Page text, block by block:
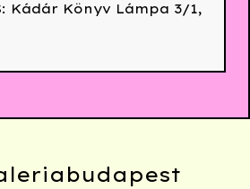
Kádár Könyv Lámpa 3/1,